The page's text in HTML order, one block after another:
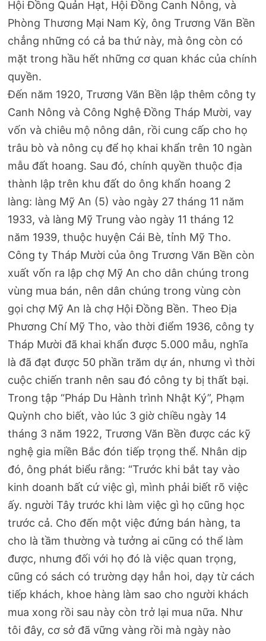
Hội Đồng Quản Hạt, Hội Đồng Canh Nông, và
Phòng Thương Mại Nam Kỳ, ông Trương Văn Bền
chẳng những có cả ba thứ này, mà ông còn có
mặt trong hầu hết những cơ quan khác của chính
quyền.
Đến năm 1920, Trương Văn Bền lập thêm công ty
Canh Nông và Công Nghệ Đồng Tháp Mười, vay
vốn và chiêu mộ nông dân, rồi cung cấp cho họ
trâu bò và nông cụ để họ khai khẩn trên 10 ngàn
mẫu đất hoang. Sau đó, chính quyền thuộc địa
thành lập trên khu đất do ông khẩn hoang 2
làng: làng Mỹ An (5) vào ngày 27 tháng 11 năm
1933, và làng Mỹ Trung vào ngày 11 tháng 12
năm 1939, thuộc huyện Cái Bè, tỉnh Mỹ Tho.
Công ty Tháp Mười của ông Trương Văn Bền còn
xuất vốn ra lập chợ Mỹ An cho dân chúng trong
vùng mua bán, nên dân chúng trong vùng còn
gọi chợ Mỹ An là chợ Hội Đồng Bền. Theo Địa
Phương Chí Mỹ Tho, vào thời điểm 1936, công ty
Tháp Mười đã khai khẩn được 5.000 mẫu, nghĩa
là đã đạt được 50 phần trăm dự án, nhưng vì thời
cuộc chiến tranh nên sau đó công ty bị thất bại.
Trong tập “Pháp Du Hành trình Nhật Ký”, Phạm
Quỳnh cho biết, vào lúc 3 giờ chiều ngày 14
tháng 3 năm 1922, Trương Văn Bền được các kỹ
nghệ gia miền Bắc đón tiếp trọng thể. Nhân dịp
đó, ông phát biểu rằng: “Trước khi bắt tay vào
kinh doanh bất cứ việc gì, mình phải biết rõ việc
ấy. người Tây trước khi làm việc gì họ cũng học
trước cả. Cho đến một việc đứng bán hàng, ta
cho là tầm thường và tưởng ai cũng có thể làm
được, nhưng đối với họ đó là việc quan trọng,
cũng có sách có trường dạy hẳn hoi, dạy từ cách
tiếp khách, khoe hàng làm sao cho người khách
mua xong rồi sau này còn trở lại mua nữa. Như
tôi đây, cơ sở đã vững vàng rồi mà ngày nào